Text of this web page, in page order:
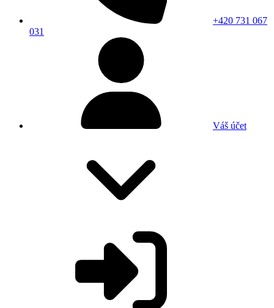
+420 731 067
031
Váš účet